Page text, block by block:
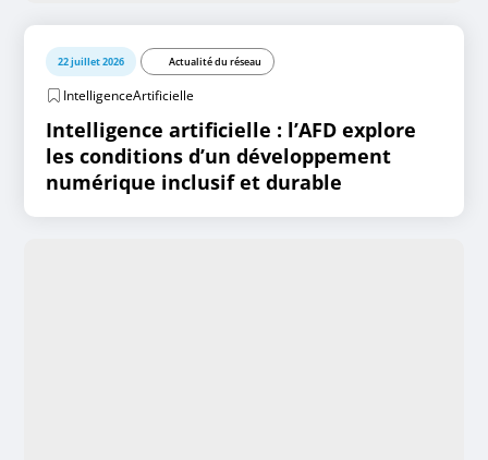
22 juillet 2026 Actualité du réseau
IntelligenceArtificielle
Intelligence artificielle : l’AFD explore
les conditions d’un développement
numérique inclusif et durable